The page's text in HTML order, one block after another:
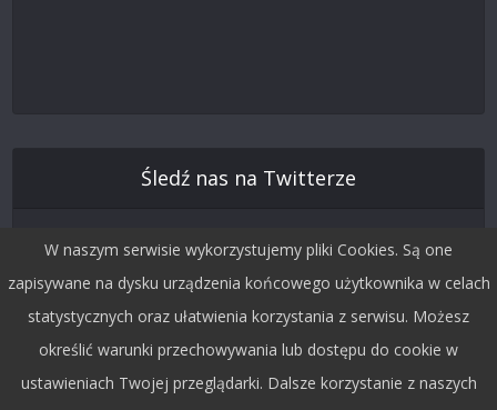
Śledź nas na Twitterze
W naszym serwisie wykorzystujemy pliki Cookies. Są one
zapisywane na dysku urządzenia końcowego użytkownika w celach
statystycznych oraz ułatwienia korzystania z serwisu. Możesz
określić warunki przechowywania lub dostępu do cookie w
ustawieniach Twojej przeglądarki. Dalsze korzystanie z naszych